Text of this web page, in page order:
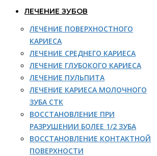
ЛЕЧЕНИЕ ЗУБОВ
ЛЕЧЕНИЕ ПОВЕРХНОСТНОГО
КАРИЕСА
ЛЕЧЕНИЕ СРЕДНЕГО КАРИЕСА
ЛЕЧЕНИЕ ГЛУБОКОГО КАРИЕСА
ЛЕЧЕНИЕ ПУЛЬПИТА
ЛЕЧЕНИЕ КАРИЕСА МОЛОЧНОГО
ЗУБА СТК
ВОССТАНОВЛЕНИЕ ПРИ
РАЗРУШЕНИИ БОЛЕЕ 1/2 ЗУБА
ВОССТАНОВЛЕНИЕ КОНТАКТНОЙ
ПОВЕРХНОСТИ